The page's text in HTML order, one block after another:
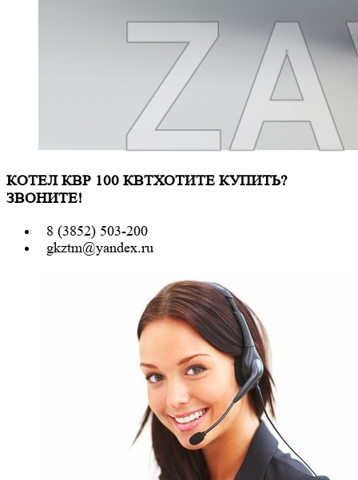
КОТЕЛ КВР 100 КВТХОТИТЕ КУПИТЬ?
ЗВОНИТЕ!
8 (3852) 503-200
gkztm@yandex.ru